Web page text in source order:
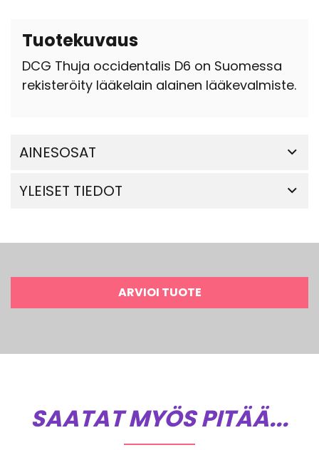
Tuotekuvaus
DCG Thuja occidentalis D6 on Suomessa
rekisteröity lääkelain alainen lääkevalmiste.
AINESOSAT
YLEISET TIEDOT
ARVIOI TUOTE
SAATAT MYÖS PITÄÄ...